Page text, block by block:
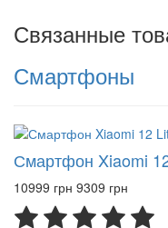
Связанные
Смартфоны
Смартфон Xiaomi
10999 грн 9309 грн